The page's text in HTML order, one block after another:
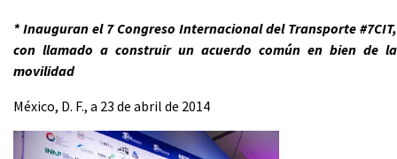
* Inauguran el 7 Congreso Internacional del Transporte #7CIT,
con llamado a construir un acuerdo común en bien de la
movilidad
México, D. F., a 23 de abril de 2014